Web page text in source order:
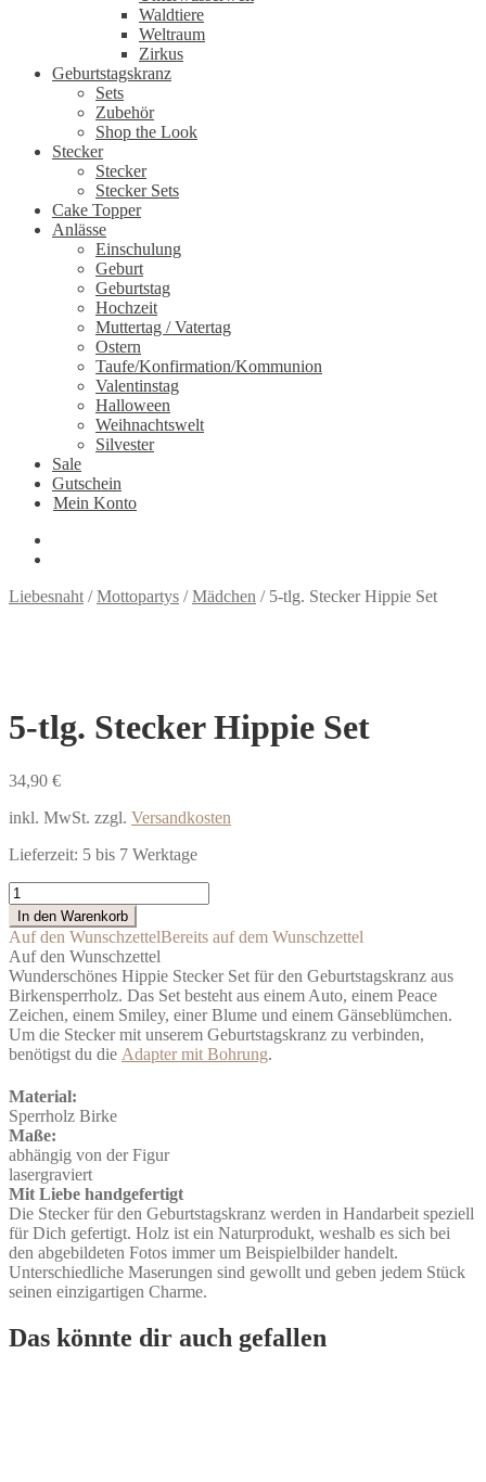
Waldtiere
Weltraum
Zirkus
Geburtstagskranz
Sets
Zubehör
Shop the Look
Stecker
Stecker
Stecker Sets
Cake Topper
Anlässe
Einschulung
Geburt
Geburtstag
Hochzeit
Muttertag / Vatertag
Ostern
Taufe/Konfirmation/Kommunion
Valentinstag
Halloween
Weihnachtswelt
Silvester
Sale
Gutschein
Mein Konto
Liebesnaht /Mottopartys /Mädchen / 5-tlg. Stecker Hippie Set
5-tlg. Stecker Hippie Set
34,90 €
inkl. MwSt. zzgl. Versandkosten
Lieferzeit: 5 bis 7 Werktage
5-
tlg.
Stecker
Hippie
Set
Menge
In den Warenkorb
Auf den WunschzettelBereits auf dem Wunschzettel
Auf den Wunschzettel
Wunderschönes Hippie Stecker Set für den Geburtstagskranz aus
Birkensperrholz. Das Set besteht aus einem Auto, einem Peace
Zeichen, einem Smiley, einer Blume und einem Gänseblümchen.
Um die Stecker mit unserem Geburtstagskranz zu verbinden,
benötigst du die Adapter mit Bohrung.
Material:
Sperrholz Birke
Maße:
abhängig von der Figur
lasergraviert
Mit Liebe handgefertigt
Die Stecker für den Geburtstagskranz werden in Handarbeit speziell
für Dich gefertigt. Holz ist ein Naturprodukt, weshalb es sich bei
den abgebildeten Fotos immer um Beispielbilder handelt.
Unterschiedliche Maserungen sind gewollt und geben jedem Stück
seinen einzigartigen Charme.
Das könnte dir auch gefallen